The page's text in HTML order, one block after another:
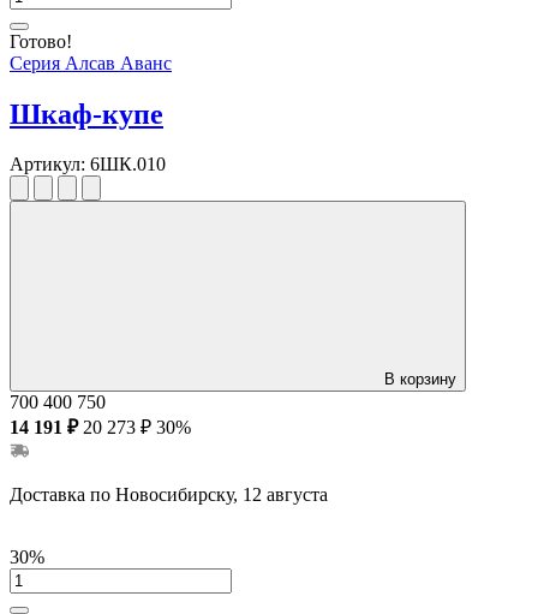
Готово!
Серия Алсав Аванс
Шкаф-купе
Артикул: 6ШК.010
В корзину
700 400 750
14 191 ₽ 20 273 ₽ 30%
Доставка по Новосибирску, 12 августа
30%